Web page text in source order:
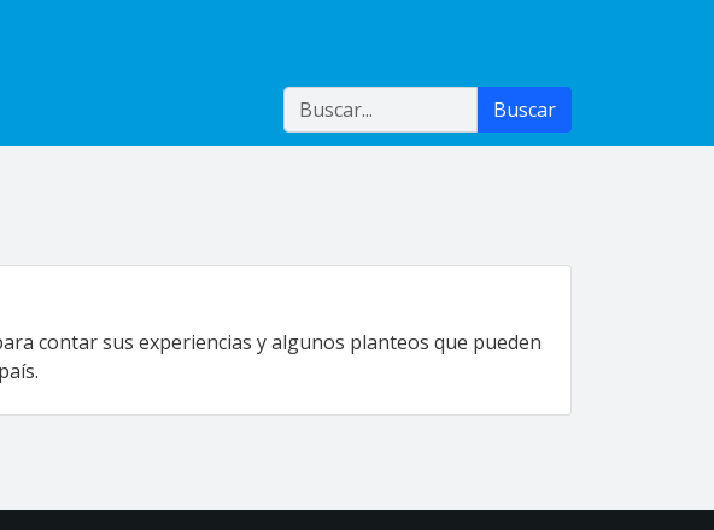
Buscar Buscar
contar sus experiencias y algunos planteos que pueden